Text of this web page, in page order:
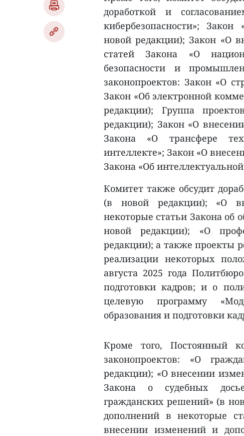
доработкой и
кибербезопасности»;
новой редакции); Закон «О
статей Закона «О
безопасности и
законопроектов: Закон «О
Закон «Об электронной
редакции); Группа
редакции); Закон «О
Закона «О трансфере
интеллекте»; Закон «О
Закона «Об
Комитет также обсудит
(в новой редакции); «О
некоторые статьи Закона об
новой редакции); «О
редакции); а также проекты
реализации некоторых
августа 2025 года
подготовки кадров; и о
целевую программу
образования и подготовки
Кроме того, Постоянный
законопроектов: «О
редакции); «О внесении
Закона о судебных
гражданских решений» (в
дополнений в некоторые
внесении изменений и